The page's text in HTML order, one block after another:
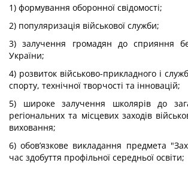
1) формування оборонної свідомості;
2) популяризація військової служби;
3) залучення громадян до сприяння
України;
4) розвиток військово-прикладного і
спорту, технічної творчості та інновацій;
5) широке залучення школярів до
регіональних та місцевих заходів
виховання;
6) обов’язкове викладання предмета
час здобуття профільної середньої освіти;